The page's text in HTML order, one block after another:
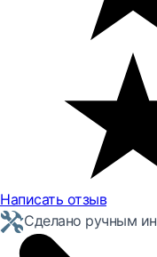
Написать отзыв
Сделано ручным